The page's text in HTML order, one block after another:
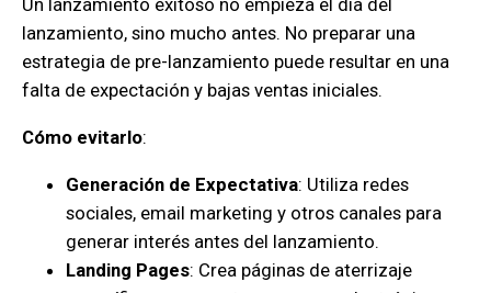
lanzamiento, sino mucho antes. No preparar una
estrategia de pre-lanzamiento puede resultar en una
falta de expectación y bajas ventas iniciales.
Cómo evitarlo:
Generación de Expectativa: Utiliza redes
sociales, email marketing y otros canales para
generar interés antes del lanzamiento.
Landing Pages: Crea páginas de aterrizaje